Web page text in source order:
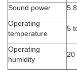
Sound power
Operating
temperature
5
Operating
humidity
20